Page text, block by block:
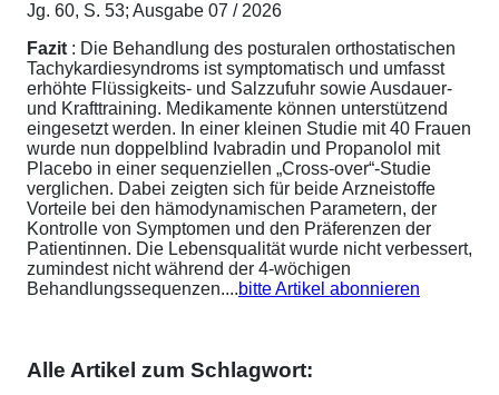
Jg. 60, S. 53; Ausgabe 07 / 2026
Fazit : Die Behandlung des posturalen orthostatischen
Tachykardiesyndroms ist symptomatisch und umfasst
erhöhte Flüssigkeits- und Salzzufuhr sowie Ausdauer-
und Krafttraining. Medikamente können unterstützend
eingesetzt werden. In einer kleinen Studie mit 40 Frauen
wurde nun doppelblind Ivabradin und Propanolol mit
Placebo in einer sequenziellen „Cross-over“-Studie
verglichen. Dabei zeigten sich für beide Arzneistoffe
Vorteile bei den hämodynamischen Parametern, der
Kontrolle von Symptomen und den Präferenzen der
Patientinnen. Die Lebensqualität wurde nicht verbessert,
zumindest nicht während der 4-wöchigen
Behandlungssequenzen....bitte Artikel abonnieren
Alle Artikel zum Schlagwort: